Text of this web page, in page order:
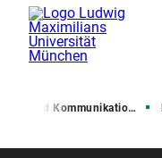
und Kommunikation (PuK)